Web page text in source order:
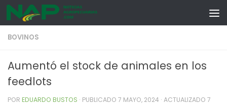
Skip to content
BOVINOS
Aumentó el stock de animales en los
feedlots
POR EDUARDO BUSTOS · PUBLICADO 7 MAYO, 2024 · ACTUALIZADO 7